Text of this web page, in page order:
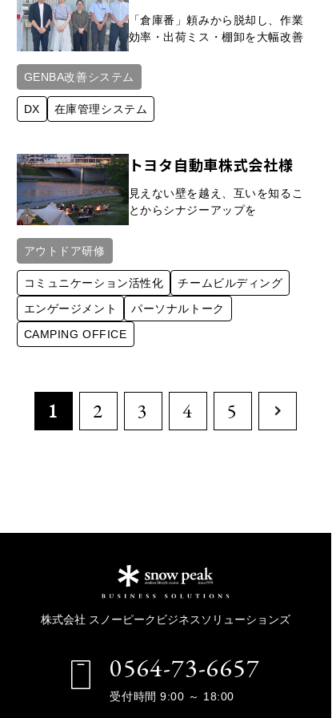
「倉庫番」頼みから脱却し、作業
効率・出荷ミス・棚卸を大幅改善
GENBA改善システム
DX 在庫管理システム
トヨタ自動車株式会社様
見えない壁を越え、互いを知るこ
とからシナジーアップを
アウトドア研修
コミュニケーション活性化
チームビルディング
エンゲージメント
パーソナルトーク
CAMPING OFFICE
1 2 3 4 5
株式会社 スノーピークビジネスソリューションズ
0564-73-6657
受付時間 9:00 ～ 18:00